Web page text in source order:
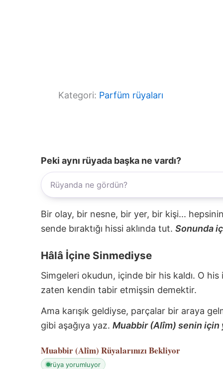
Kategori: Parfüm rüyaları
Peki aynı rüyada başka ne vardı?
Bir olay, bir nesne, bir yer, bir kişi...
sende bıraktığı hissi aklında tut. Sonunda
Hâlâ İçine Sinmediyse
Simgeleri okudun, içinde bir his kaldı. O
zaten kendin tabir etmişsin demektir.
Ama karışık geldiyse, parçalar bir araya
gibi aşağıya yaz. Muabbir (Alîm) senin için
Muabbir (Alîm) Rüyalarınızı Bekliyor
rüya yorumluyor